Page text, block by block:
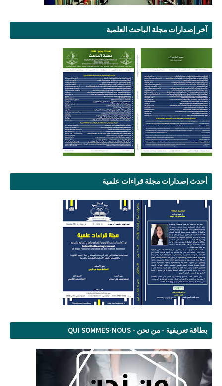
آخر إصدارات مجلة الباحث العلمية
أحدث إصدارات مجلة قراءات علمية
بطاقة تعريفية - من نحن - QUI SOMMES-NOUS